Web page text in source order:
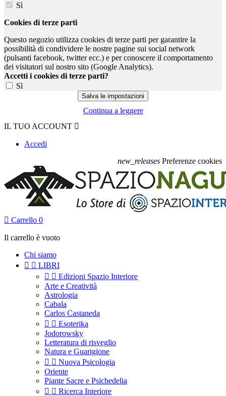
Sì
Cookies di terze parti
Questo negozio utilizza cookies di terze parti per garantire la
possibilità di condividere le nostre pagine sui social network
(pulsanti facebook, twitter ecc.) e per conoscere il comportamento
dei visitatori sul nostro sito (Google Analytics).
Accetti i cookies di terze parti?
Sì
Continua a leggere
IL TUO ACCOUNT 
Accedi
new_releases Preferenze cookies
 Carrello 0
Il carrello è vuoto
Chi siamo
  LIBRI
  Edizioni Spazio Interiore
Arte e Creatività
Astrologia
Cabala
Carlos Castaneda
  Esoterika
Jodorowsky
Letteratura di risveglio
Natura e Guarigione
  Nuova Psicologia
Oriente
Piante Sacre e Psichedelia
  Ricerca Interiore